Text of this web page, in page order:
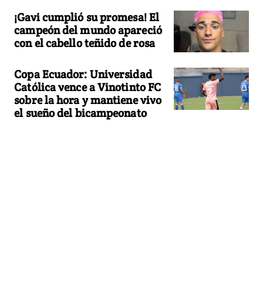
¡Gavi cumplió su promesa! El
campeón del mundo apareció
con el cabello teñido de rosa
Copa Ecuador: Universidad
Católica vence a Vinotinto FC
sobre la hora y mantiene vivo
el sueño del bicampeonato